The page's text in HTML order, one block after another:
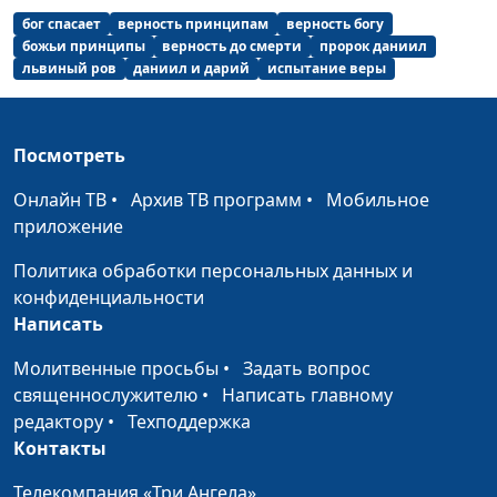
Лжепророки: кто это такие?
Юлия Синицына,
Андрей Качалаба,
священнослужитель,
доктор практической
Как улучшить духовное
здоровье?
Андрей Качалаба,
теологии
Хороший пастырь: кто он?
священнослужитель,
доктор практической
бог спасает верность принципам
верность богу
божьи принципы
верность до смерти
пророк даниил
львиный ров
даниил и дарий испытание веры
Посмотреть
Онлайн ТВ • Архив ТВ программ • Мобильное
приложение
Политика обработки персональных данных и
конфиденциальности
Написать
Молитвенные просьбы • Задать вопрос
священнослужителю • Написать главному
редактору • Техподдержка
Контакты